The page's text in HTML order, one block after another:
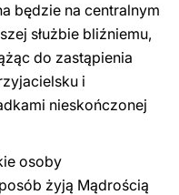
będzie na centralnym
służbie bliźniemu,
do zastąpienia
i
nieskończonej
osoby
żyją Mądrością